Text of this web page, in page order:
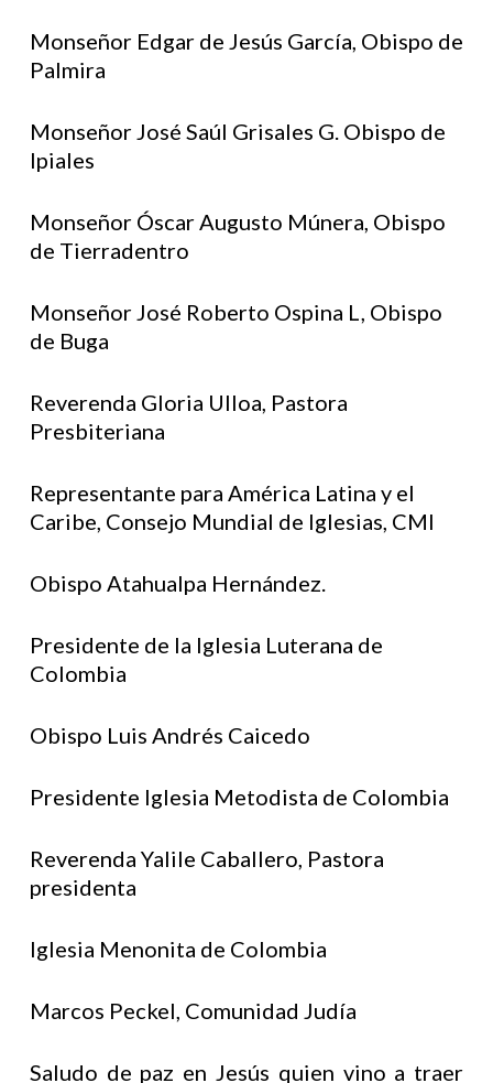
Monseñor Edgar de Jesús García, Obispo de
Palmira
Monseñor José Saúl Grisales G. Obispo de
Ipiales
Monseñor Óscar Augusto Múnera, Obispo
de Tierradentro
Monseñor José Roberto Ospina L, Obispo
de Buga
Reverenda Gloria Ulloa, Pastora
Presbiteriana
Representante para América Latina y el
Caribe, Consejo Mundial de Iglesias, CMI
Obispo Atahualpa Hernández.
Presidente de la Iglesia Luterana de
Colombia
Obispo Luis Andrés Caicedo
Presidente Iglesia Metodista de Colombia
Reverenda Yalile Caballero, Pastora
presidenta
Iglesia Menonita de Colombia
Marcos Peckel, Comunidad Judía
Saludo de paz en Jesús quien vino a traer